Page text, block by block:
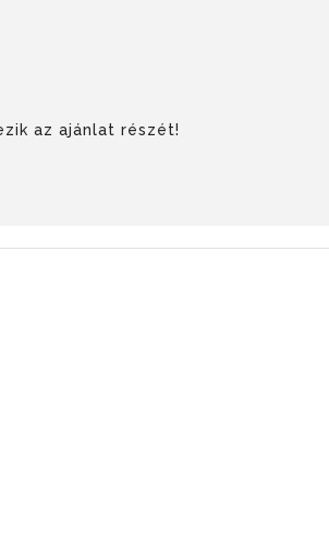
az ajánlat részét!